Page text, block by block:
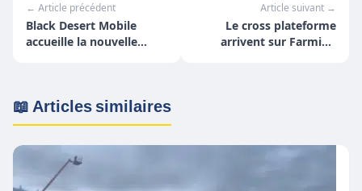
← Article précédent
Black Desert Mobile
accueille la nouvelle
Article suivant →
Le cross plateforme
arrivent sur Farming
📖 Articles similaires